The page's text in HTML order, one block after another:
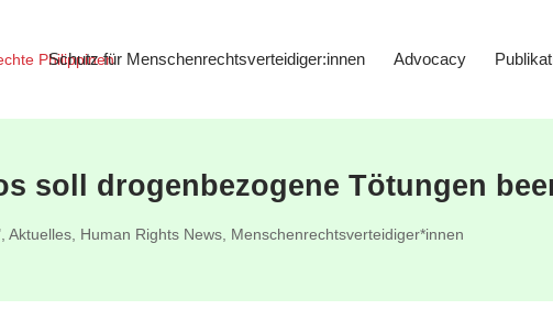
Schutz für Menschenrechtsverteidiger:innen Advocacy
soll drogenbezogene Tötungen
Aktuelles Human Rights News Menschenrechtsverteidiger*innen